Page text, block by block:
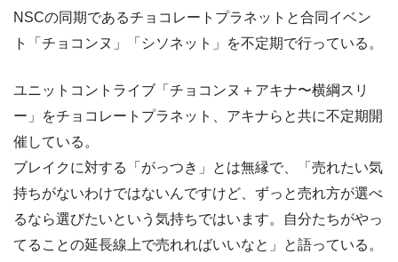
NSCの同期であるチョコレートプラネットと合同イベン
ト「チョコンヌ」「シソネット」を不定期で行っている。
ユニットコントライブ「チョコンヌ＋アキナ〜横綱スリ
ー」をチョコレートプラネット、アキナらと共に不定期開
催している。
ブレイクに対する「がっつき」とは無縁で、「売れたい気
持ちがないわけではないんですけど、ずっと売れ方が選べ
るなら選びたいという気持ちではいます。自分たちがやっ
てることの延長線上で売れればいいなと」と語っている。